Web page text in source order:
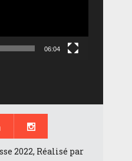
06:04
2022, Réalisé par